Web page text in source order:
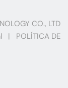
CO., LTD
|
POLÍTICA DE